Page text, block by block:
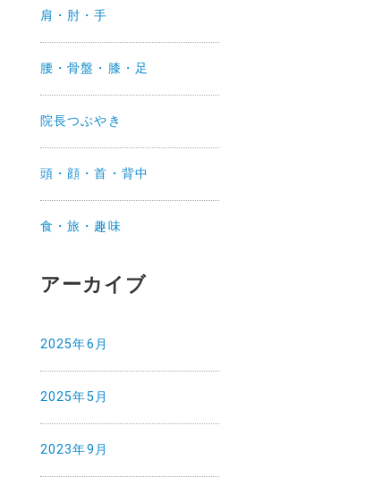
肩・肘・手
腰・骨盤・膝・足
院長つぶやき
頭・顔・首・背中
食・旅・趣味
アーカイブ
2025年6月
2025年5月
2023年9月